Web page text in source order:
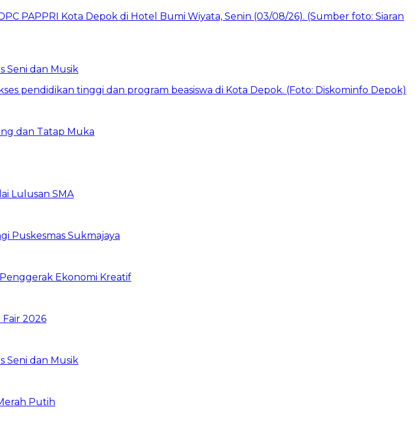
Seni dan Musik
dan Tatap Muka
Lulusan SMA
Puskesmas Sukmajaya
Ekonomi Kreatif
2026
Seni dan Musik
Putih